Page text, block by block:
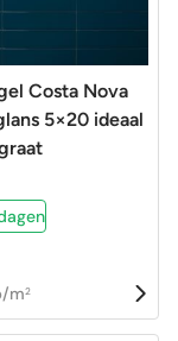
Costa Nova
5×20 ideaal
m2